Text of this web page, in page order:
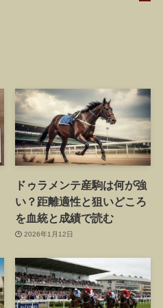
ドゥラメンテ産駒は何が強
い？距離適性と狙いどころ
を血統と成績で読む
2026年1月12日